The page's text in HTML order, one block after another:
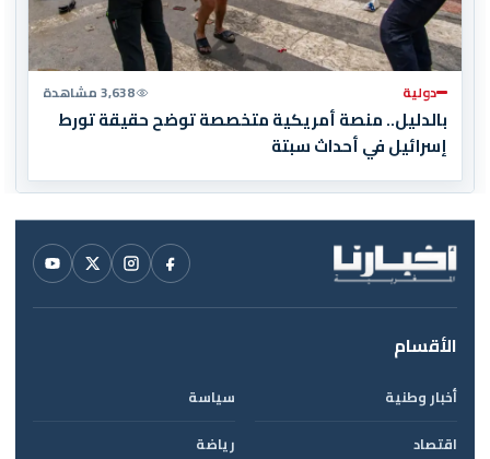
دولية 3,638 مشاهدة
بالدليل.. منصة أمريكية متخصصة توضح حقيقة تورط
إسرائيل في أحداث سبتة
الأقسام
أخبار وطنية
سياسة
اقتصاد
رياضة